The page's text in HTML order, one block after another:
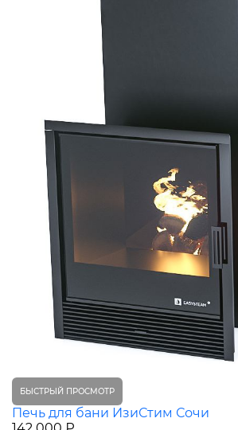
БЫСТРЫЙ ПРОСМОТР
Печь для бани ИзиСтим Сочи